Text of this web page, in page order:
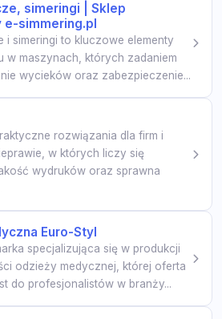
simeringi | Sklep
simmering.pl
i simeringi to kluczowe elementy
w maszynach, których zadaniem
wycieków oraz zabezpieczenie...
rozwiązania dla firm i
w których liczy się
wydruków oraz sprawna
Euro-Styl
specjalizująca się w produkcji
odzieży medycznej, której oferta
do profesjonalistów w branży...